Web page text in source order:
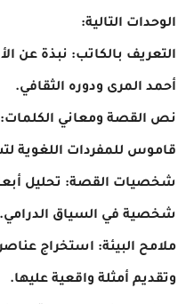
الوحدات التالية:
التعريف بالكاتب: نبذة عن
أحمد المرى ودوره الثقافي.
نص القصة ومعاني
قاموس للمفردات اللغوية
شخصيات القصة: تحليل
شخصية في السياق الدرامي.
ملامح البيئة: استخراج
وتقديم أمثلة واقعية عليها.